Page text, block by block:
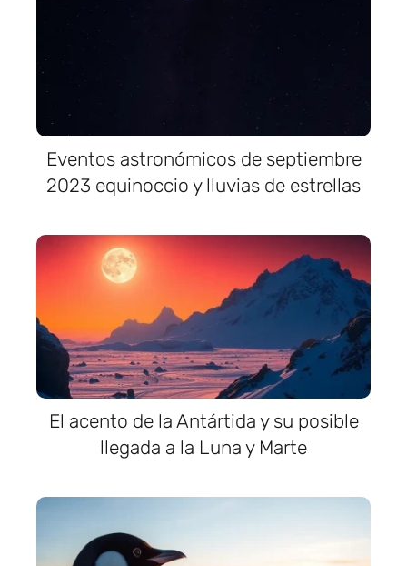
Eventos astronómicos de septiembre
2023 equinoccio y lluvias de estrellas
El acento de la Antártida y su posible
llegada a la Luna y Marte